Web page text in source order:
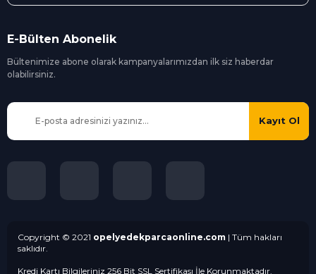
E-Bülten Abonelik
Bültenimize abone olarak kampanyalarımızdan ilk siz haberdar
olabilirsiniz.
Kayıt Ol
Copyright © 2021 opelyedekparcaonline.com | Tüm hakları
saklıdır.
Kredi Kartı Bilgileriniz 256 Bit SSL Sertifikası İle Korunmaktadır.